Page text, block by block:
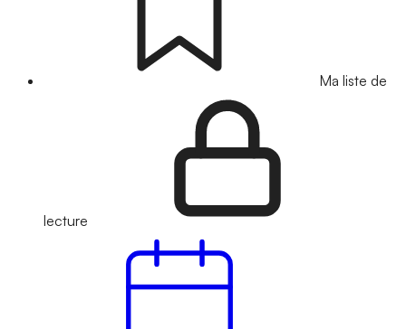
Ma liste de
lecture